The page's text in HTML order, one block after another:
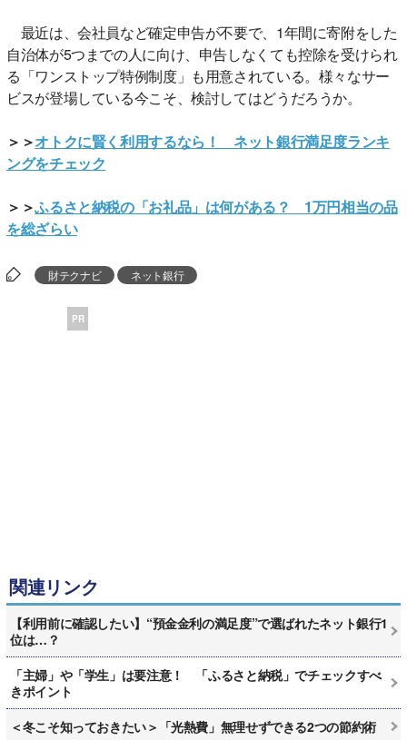
最近は、会社員など確定申告が不要で、1年間に寄附をした
自治体が5つまでの人に向け、申告しなくても控除を受けられ
る「ワンストップ特例制度」も用意されている。様々なサー
ビスが登場している今こそ、検討してはどうだろうか。
＞＞オトクに賢く利用するなら！ ネット銀行満足度ランキ
ングをチェック
＞＞ふるさと納税の「お礼品」は何がある？ 1万円相当の品
を総ざらい
財テクナビ ネット銀行
PR
関連リンク
【利用前に確認したい】“預金金利の満足度”で選ばれたネット銀行1
位は…？
「主婦」や「学生」は要注意！ 「ふるさと納税」でチェックすべ
きポイント
＜冬こそ知っておきたい＞「光熱費」無理せずできる2つの節約術